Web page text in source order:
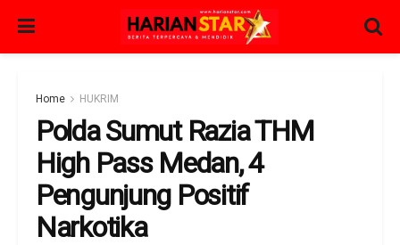
Home HUKRIM
Polda Sumut Razia THM
High Pass Medan, 4
Pengunjung Positif
Narkotika